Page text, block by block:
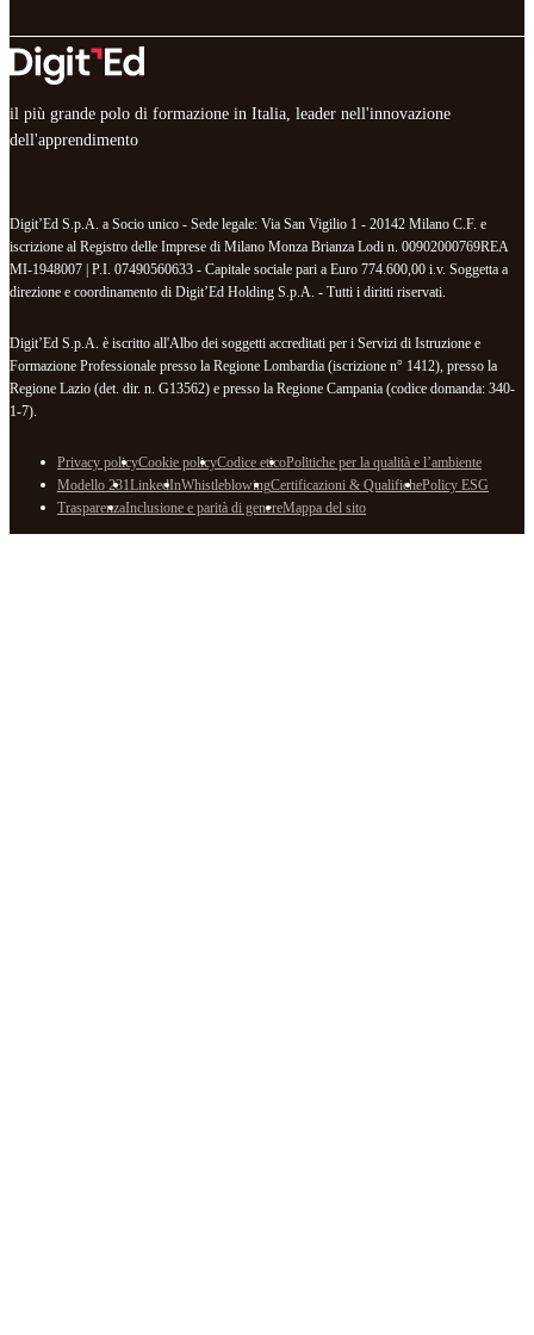
il più grande polo di formazione in Italia, leader nell'innovazione
dell'apprendimento
Digit’Ed S.p.A. a Socio unico - Sede legale: Via San Vigilio 1 - 20142 Milano C.F. e
iscrizione al Registro delle Imprese di Milano Monza Brianza Lodi n. 00902000769REA
MI-1948007 | P.I. 07490560633 - Capitale sociale pari a Euro 774.600,00 i.v. Soggetta a
direzione e coordinamento di Digit’Ed Holding S.p.A. - Tutti i diritti riservati.
Digit’Ed S.p.A. è iscritto all'Albo dei soggetti accreditati per i Servizi di Istruzione e
Formazione Professionale presso la Regione Lombardia (iscrizione n° 1412), presso la
Regione Lazio (det. dir. n. G13562) e presso la Regione Campania (codice domanda: 340-
1-7).
Privacy policyCookie policyCodice eticoPolitiche per la qualità e l’ambiente
Modello 231LinkedInWhistleblowingCertificazioni & QualifichePolicy ESG
TrasparenzaInclusione e parità di genereMappa del sito